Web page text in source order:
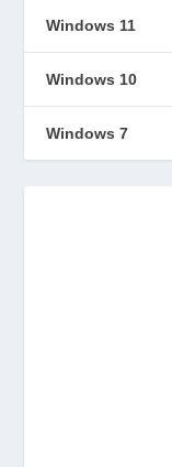
Windows 11
Windows 10
Windows 7